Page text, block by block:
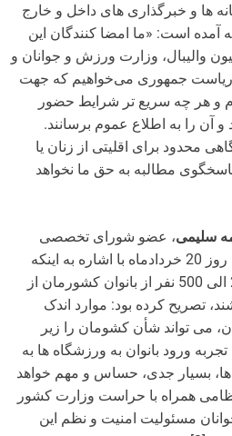
ها و خبرگذاری های داخل و خارج
آمده است: «ما امضا کنندگان این
والیبال، وزارت ورزش و جوانان و
ریاست جمهوری می‌خواهیم که جهت
و هر چه سریع تر شرایط حضور
و آن را به اطلاع عموم برسانند.
محدود برای اقلیتی از زنان یا
مطالبه به حق ما نخواهد
سلیمی، عضو شورای تخصصی
بانوان بسیج ورزشکار کشور، روز 20 خردادماه با اشاره به اینکه
انتظار می رود افزون بر 200 الی 500 نفر از بانوان کشورمان از
تصریح کرده بود: موارد اندک
می تواند شأن کشومان را زیر
ورود بانوان به ورزشگاه ها به
ها، بسیار جدی، حساس و مهم خواهد
همراه با حراست وزارت کشور
مسئولیت امنیت و نظم این